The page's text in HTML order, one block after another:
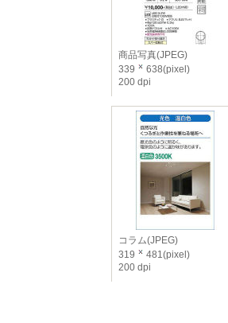
商品写真(JPEG)
339
638(pixel)
200 dpi
コラム(JPEG)
319
481(pixel)
200 dpi